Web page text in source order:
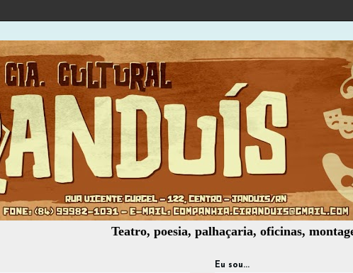
Teatro, poesia, palhaçaria, oficinas, montagem de
Eu sou...